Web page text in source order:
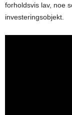
forholdsvis lav, noe
investeringsobjekt.